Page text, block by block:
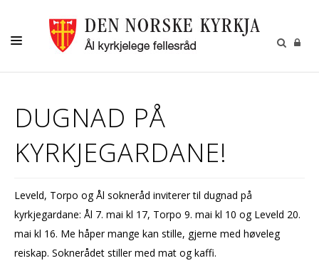
KYRKJENE
BARN OG UNGDOM
KYRKJEBLADET
RÅD OG UTVALG
KONTAKT
DUGNAD PÅ
KYRKJEGARDANE!
Leveld, Torpo og Ål sokneråd inviterer til dugnad på
kyrkjegardane: Ål 7. mai kl 17, Torpo 9. mai kl 10 og Leveld 20.
mai kl 16. Me håper mange kan stille, gjerne med høveleg
reiskap. Soknerådet stiller med mat og kaffi.